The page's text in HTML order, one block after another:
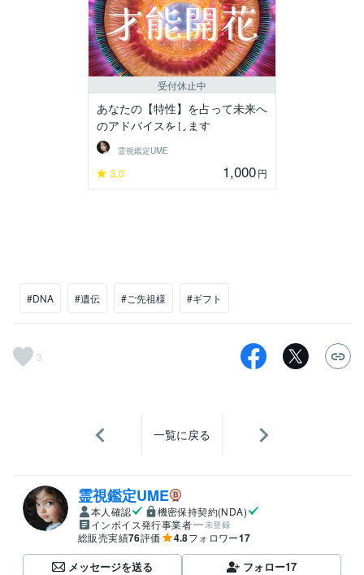
受付休止中
あなたの【特性】を占って未来へ
のアドバイスをします
霊視鑑定UME
3.0 1,000円
#DNA #遺伝 #ご先祖様 #ギフト
3
一覧に戻る
霊視鑑定UME
本人確認
機密保持契約(NDA)
インボイス発行事業者
未登録
総販売実績76評価 4.8フォロワー17
メッセージを送る フォロー17